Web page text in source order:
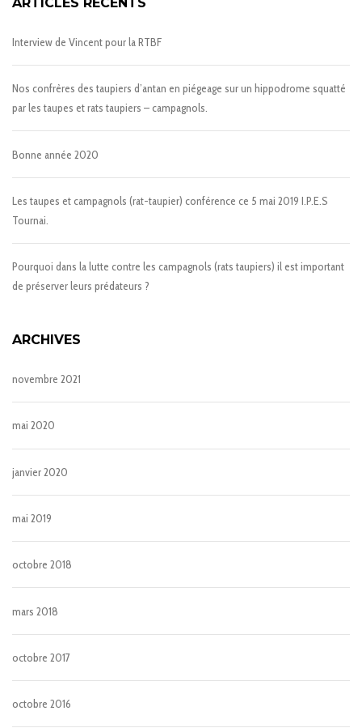
Interview de Vincent pour la RTBF
Nos confrères des taupiers d’antan en piégeage sur un hippodrome squatté
par les taupes et rats taupiers – campagnols.
Bonne année 2020
Les taupes et campagnols (rat-taupier) conférence ce 5 mai 2019 I.P.E.S
Tournai.
Pourquoi dans la lutte contre les campagnols (rats taupiers) il est important
de préserver leurs prédateurs ?
ARCHIVES
novembre 2021
mai 2020
janvier 2020
mai 2019
octobre 2018
mars 2018
octobre 2017
octobre 2016